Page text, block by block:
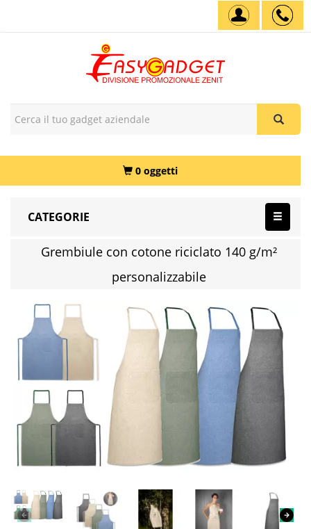
0 oggetti
CATEGORIE
Grembiule con cotone riciclato 140 g/m²
personalizzabile